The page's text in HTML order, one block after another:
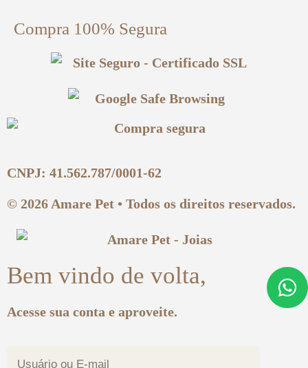
Compra 100% Segura
CNPJ: 41.562.787/0001-62
© 2026 Amare Pet • Todos os direitos reservados.
Bem vindo de volta,
Acesse sua conta e aproveite.